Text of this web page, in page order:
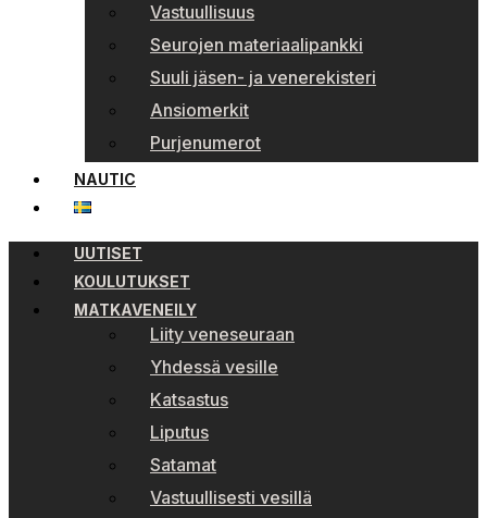
Vastuullisuus
Seurojen materiaalipankki
Suuli jäsen- ja venerekisteri
Ansiomerkit
Purjenumerot
NAUTIC
UUTISET
KOULUTUKSET
MATKAVENEILY
Liity veneseuraan
Yhdessä vesille
Katsastus
Liputus
Satamat
Vastuullisesti vesillä